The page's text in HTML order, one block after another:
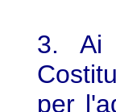
3. Ai
per